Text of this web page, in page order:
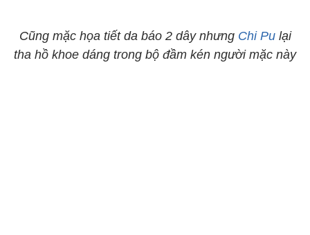
Cũng mặc họa tiết da báo 2 dây nhưng Chi Pulại
tha hồ khoe dáng trong bộ đầm kén người mặc này